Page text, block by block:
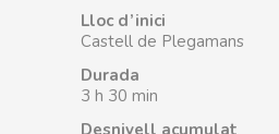
Lloc d’inici
Castell de Plegamans
Durada
3 h 30 min